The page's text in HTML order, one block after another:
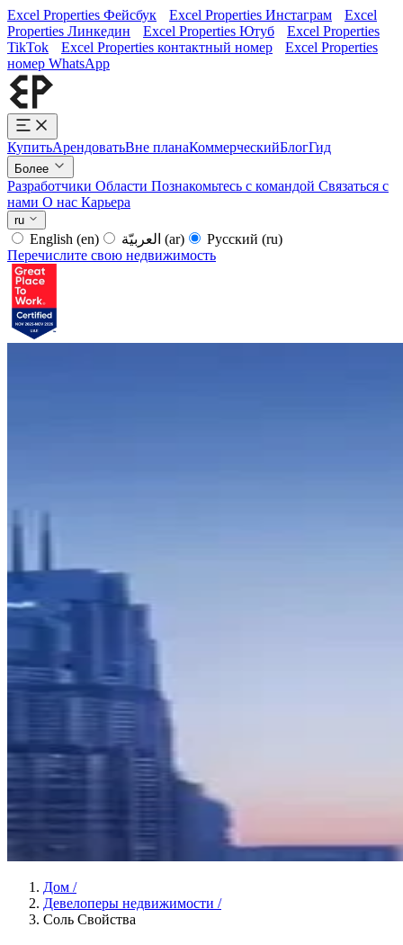
Excel Properties Фейсбук Excel Properties Инстаграм
Excel
Properties Линкедин
Excel Properties Ютуб
Excel Properties
TikTok
Excel Properties контактный номер
Excel Properties
номер WhatsApp
КупитьАрендоватьВне планаКоммерческийБлогГид
Более
Разработчики Области Познакомьтесь с командой Связаться с
нами О нас Карьера
ru
English (en) (ar) Русский (ru)
Перечислите свою недвижимость
Дом /
Девелоперы недвижимости /
Соль Свойства